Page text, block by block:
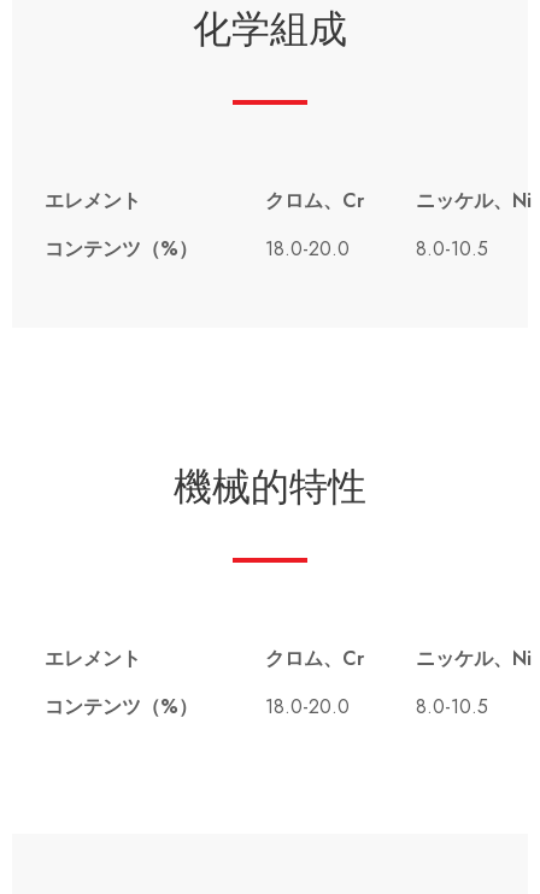
化学組成
エレメント クロム、Cr
ニッケル、Ni
コンテンツ（%）
18.0-20.0 8.0-10.5
機械的特性
エレメント クロム、Cr
ニッケル、Ni
コンテンツ（%）
18.0-20.0 8.0-10.5